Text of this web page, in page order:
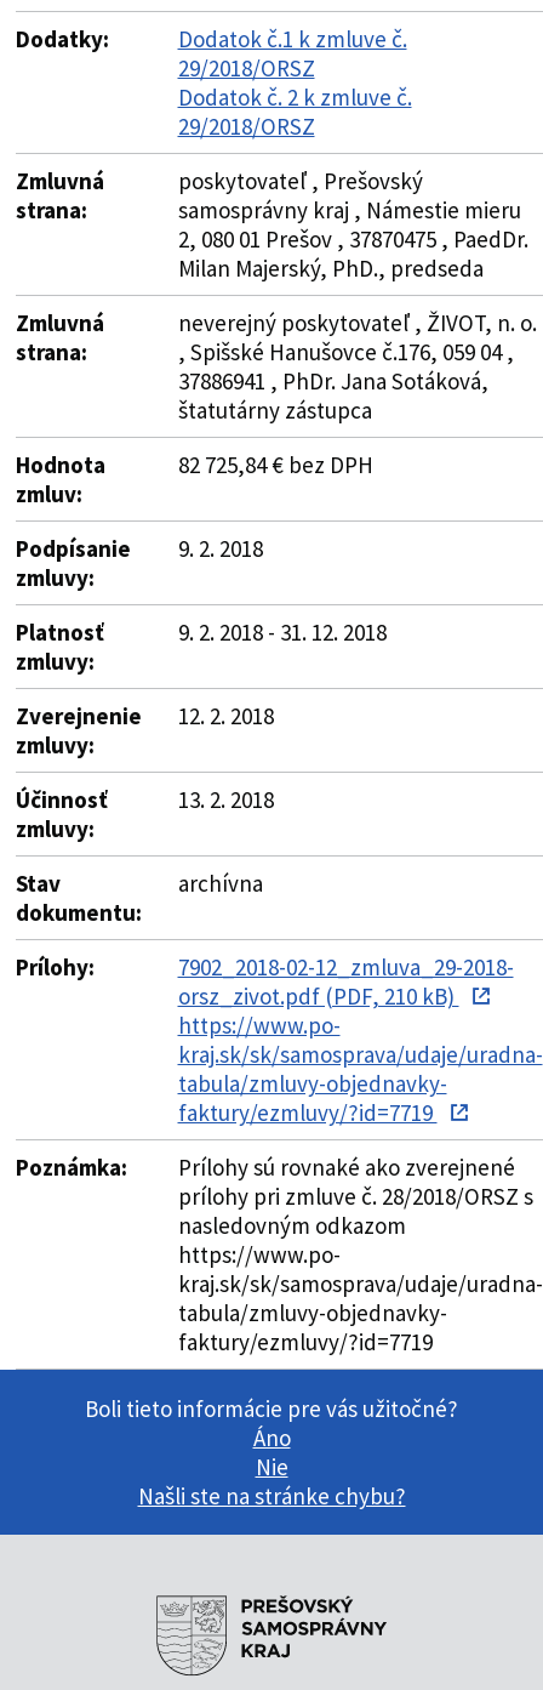
Dodatky:
Dodatok č.1 k zmluve č.
29/2018/ORSZ
Dodatok č. 2 k zmluve č.
29/2018/ORSZ
Zmluvná
strana:
poskytovateľ , Prešovský
samosprávny kraj , Námestie mieru
2, 080 01 Prešov , 37870475 , PaedDr.
Milan Majerský, PhD., predseda
Zmluvná
strana:
neverejný poskytovateľ , ŽIVOT, n. o.
, Spišské Hanušovce č.176, 059 04 ,
37886941 , PhDr. Jana Sotáková,
štatutárny zástupca
Hodnota
zmluv:
82 725,84 € bez DPH
Podpísanie
zmluvy:
9. 2. 2018
Platnosť
zmluvy:
9. 2. 2018 - 31. 12. 2018
Zverejnenie
zmluvy:
12. 2. 2018
Účinnosť
zmluvy:
13. 2. 2018
Stav
dokumentu:
archívna
Prílohy:
7902_2018-02-12_zmluva_29-2018-
orsz_zivot.pdf (PDF, 210 kB)
https://www.po-
kraj.sk/sk/samosprava/udaje/uradna-
tabula/zmluvy-objednavky-
faktury/ezmluvy/?id=7719
Poznámka:
Prílohy sú rovnaké ako zverejnené
prílohy pri zmluve č. 28/2018/ORSZ s
nasledovným odkazom
https://www.po-
kraj.sk/sk/samosprava/udaje/uradna-
tabula/zmluvy-objednavky-
faktury/ezmluvy/?id=7719
Boli tieto informácie pre vás užitočné?
Áno
Nie
Našli ste na stránke chybu?